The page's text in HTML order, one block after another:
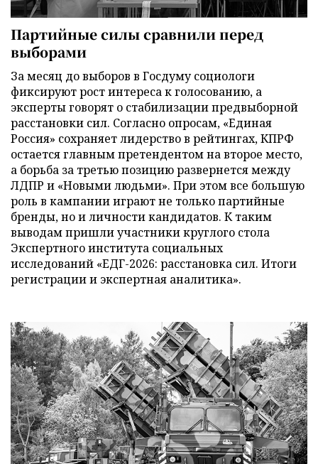
Партийные силы сравнили перед
выборами
За месяц до выборов в Госдуму социологи
фиксируют рост интереса к голосованию, а
эксперты говорят о стабилизации предвыборной
расстановки сил. Согласно опросам, «Единая
Россия» сохраняет лидерство в рейтингах, КПРФ
остается главным претендентом на второе место,
а борьба за третью позицию развернется между
ЛДПР и «Новыми людьми». При этом все большую
роль в кампании играют не только партийные
бренды, но и личности кандидатов. К таким
выводам пришли участники круглого стола
Экспертного института социальных
исследований «ЕДГ-2026: расстановка сил. Итоги
регистрации и экспертная аналитика».